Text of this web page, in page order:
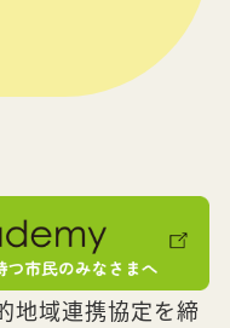
地域連携協定を締